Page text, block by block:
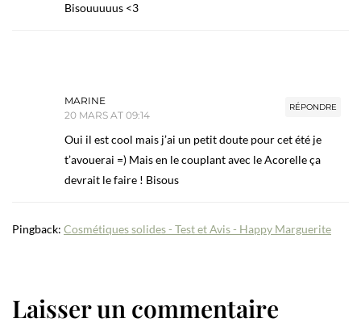
Bisouuuuus <3
RÉPONDRE
MARINE
20 MARS AT 09:14
Oui il est cool mais j’ai un petit doute pour cet été je
t’avouerai =) Mais en le couplant avec le Acorelle ça
devrait le faire ! Bisous
Pingback: Cosmétiques solides - Test et Avis - Happy Marguerite
Laisser un commentaire